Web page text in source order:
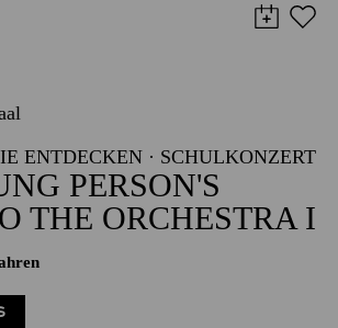
ENTDECKEN · SCHULKONZERT
PERSON'S
THE ORCHESTRA I